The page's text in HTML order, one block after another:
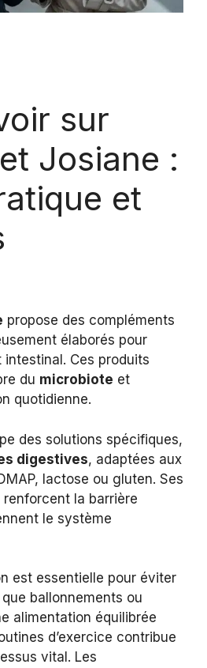
sur
Josiane :
et
propose des compléments
élaborés pour
Ces produits
du microbiote et
quotidienne.
des solutions spécifiques,
digestives, adaptées aux
lactose ou gluten. Ses
la barrière
le système
est essentielle pour éviter
ballonnements ou
alimentation équilibrée
d’exercice contribue
vital. Les